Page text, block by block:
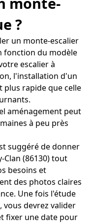
?
un monte-escalier
fonction du modèle
escalier à
l'installation d'un
plus rapide que celle
aménagement peut
à peu près
suggéré de donner
Clan (86130) tout
besoins et
des photos claires
Une fois l'étude
vous devrez valider
fixer une date pour